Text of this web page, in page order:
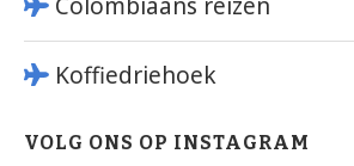
Koffiedriehoek
VOLG ONS OP INSTAGRAM